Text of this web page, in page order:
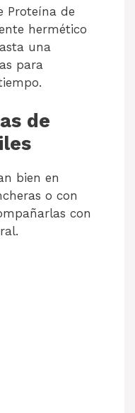
Proteína de
hermético
una
para
de
bien en
o con
con